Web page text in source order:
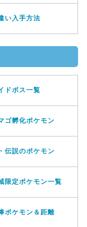
い入手方法
ドボス一覧
ゴ孵化ポケモン
伝説のポケモン
限定ポケモン一覧
ポケモン＆距離